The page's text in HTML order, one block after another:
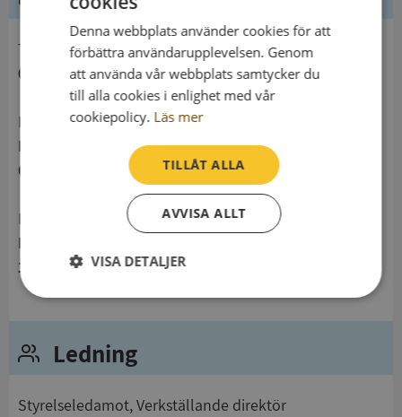
0855420470
Postadress
Box 1036
619 23 Trosa
Brunnsängsvägen 19
152 42 Södertälje
Ledning
Styrelseledamot, Verkställande direktör
Denna webbplats använder cookies för att
förbättra användarupplevelsen. Genom
att använda vår webbplats samtycker du
till alla cookies i enlighet med vår
cookiepolicy. Läs mer
TILLÅT ALLA
AVVISA ALLT
VISA DETALJER
Strikt
Prestanda Inriktning